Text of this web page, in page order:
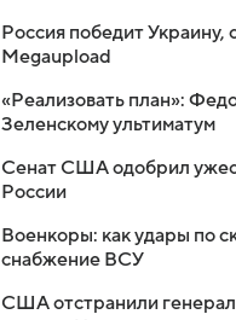
Россия победит Украину,
Megaupload
«Реализовать план»:
Зеленскому ультиматум
Сенат США одобрил
России
Военкоры: как удары по
снабжение ВСУ
США отстранили